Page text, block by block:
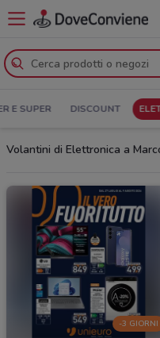
E SUPER DISCOUNT
Volantini di Elettronica a
-3 GIORNI